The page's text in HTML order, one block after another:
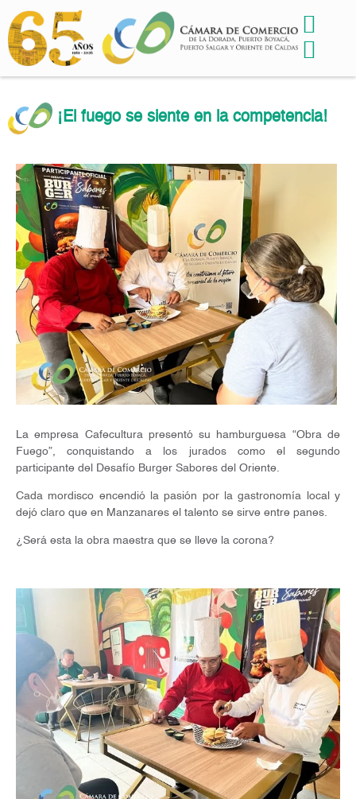
¡El fuego se siente en la competencia!
La empresa Cafecultura presentó su hamburguesa “Obra de
Fuego”, conquistando a los jurados como el segundo
participante del Desafío Burger Sabores del Oriente.
Cada mordisco encendió la pasión por la gastronomía local y
dejó claro que en Manzanares el talento se sirve entre panes.
¿Será esta la obra maestra que se lleve la corona?